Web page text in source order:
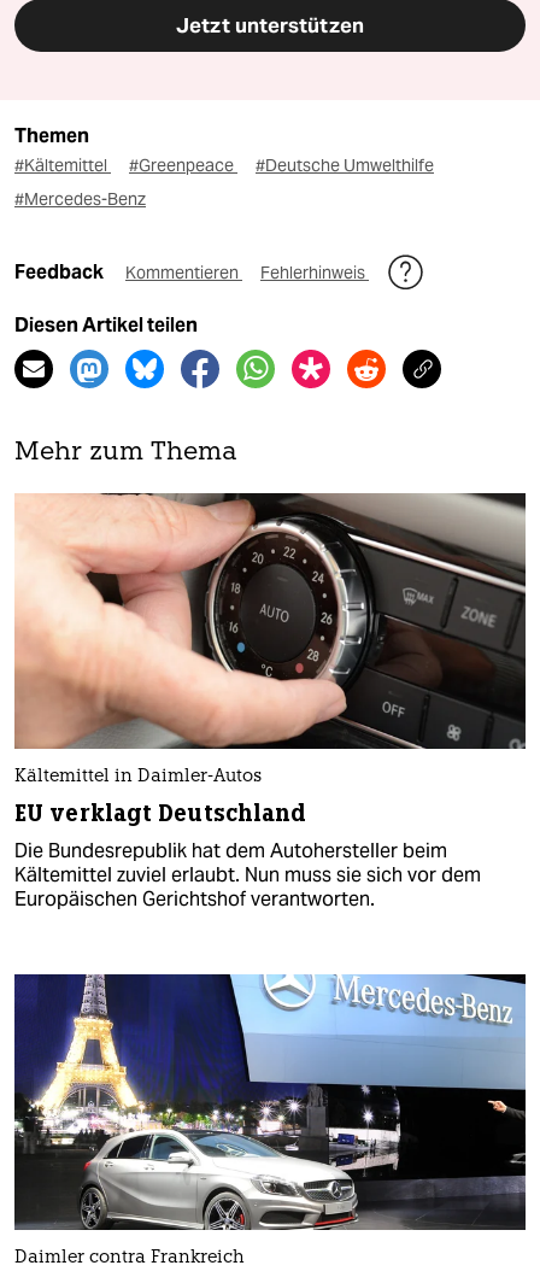
Jetzt unterstützen
Themen
#Kältemittel #Greenpeace
#Deutsche Umwelthilfe
#Mercedes-Benz
Feedback Kommentieren Fehlerhinweis
Diesen Artikel teilen
Mehr zum Thema
Kältemittel in Daimler-Autos
EU verklagt Deutschland
Die Bundesrepublik hat dem Autohersteller beim
Kältemittel zuviel erlaubt. Nun muss sie sich vor dem
Europäischen Gerichtshof verantworten.
Daimler contra Frankreich